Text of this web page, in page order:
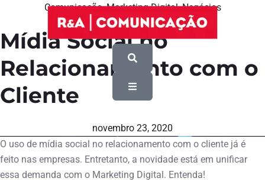
Comunicação,Marketing Digital,Negócios
Mídia Social no
Relacionamento com o
Cliente
novembro 23, 2020
O uso de mídia social no relacionamento com o cliente já é
feito nas empresas. Entretanto, a novidade está em unificar
essa demanda com o Marketing Digital. Entenda!